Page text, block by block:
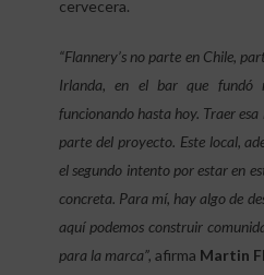
cervecera.
“Flannery’s no parte en Chile,
Irlanda, en el bar que fundó
funcionando hasta hoy. Traer
parte del proyecto. Este local,
el segundo intento por estar en
concreta. Para mí, hay algo de
aquí podemos construir
para la marca”, afirma Martin